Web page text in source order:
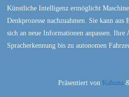
Künstliche Intelligenz ermöglicht
Denkprozesse nachzuahmen. Sie kann aus
sich an neue Informationen anpassen. Ihre
Spracherkennung bis zu autonomen
Präsentiert von Kahuna